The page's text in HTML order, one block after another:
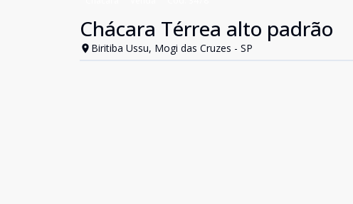
Chácara Térrea alto padrão
Biritiba Ussu, Mogi das Cruzes - SP